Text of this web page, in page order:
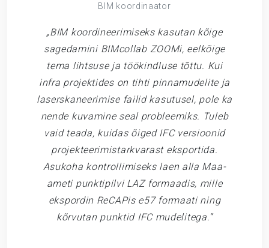
BIM koordinaator
„BIM koordineerimiseks kasutan kõige
sagedamini BIMcollab ZOOMi, eelkõige
tema lihtsuse ja töökindluse tõttu. Kui
infra projektides on tihti pinnamudelite ja
laserskaneerimise failid kasutusel, pole ka
nende kuvamine seal probleemiks. Tuleb
vaid teada, kuidas õiged IFC versioonid
projekteerimistarkvarast eksportida.
Asukoha kontrollimiseks laen alla Maa-
ameti punktipilvi LAZ formaadis, mille
ekspordin ReCAPis e57 formaati ning
kõrvutan punktid IFC mudelitega.“